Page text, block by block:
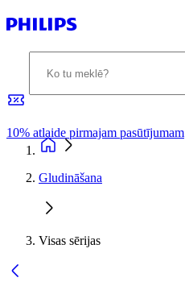
10% atlaide pirmajam pasūtījumam
Gludināšana
Visas sērijas